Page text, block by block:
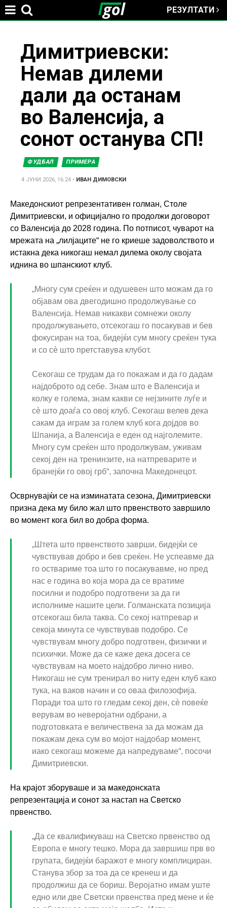
РЕЗУЛТАТИ
here
Димитриевски:
Немав дилеми
дали да останам
во Валенсија, а
сонот останува СП!
ФУДБАЛ ПРИМЕРА
4 ЈУНИ 2026, 16:24 • ИВАН ДИМОВСКИ
Македонскиот репрезентативен голман, Столе
Димитриевски, и официјално го продолжи договорот
со Валенсија до 2028 година. По потписот, чуварот на
мрежата на „лилјаците“ не го криеше задоволството и
истакна дека никогаш немал дилема околу својата
иднина во шпанскиот клуб.
„Многу сум среќен и одушевен што можам да го
објавам ова двегодишно продолжување со
Валенсија. Немав никакви сомнежи околу
продолжувањето, отсекогаш го посакував и бев
фокусиран на тоа, бидејќи сум многу среќен тука
и со сè што претставува клубот.
Секогаш се трудам да го покажам и да го дадам
најдоброто од себе. Знам што е Валенсија и
колку е голема, знам какви се нејзините луѓе и
сè што доаѓа со овој клуб. Секогаш велев дека
сакам да играм за голем клуб кога дојдов во
Шпанија, а Валенсија е еден од најголемите.
Многу сум среќен што продолжувам, уживам
секој ден на тренинзите, на натпреварите и
бранејќи го овој грб“, започна Македонецот.
Осврнувајќи се на изминатата сезона, Димитриевски
призна дека му било жал што првенството завршило
во момент кога бил во добра форма.
„Штета што првенството заврши, бидејќи се
чувствував добро и бев среќен. Не успеавме да
го оствариме тоа што го посакувавме, но пред
нас е година во која мора да се вратиме
посилни и подобро подготвени за да ги
исполниме нашите цели. Голманската позиција
отсекогаш била таква. Со секој натпревар и
секоја минута се чувствував подобро. Се
чувствувам многу добро подготвен, физички и
психички. Може да се каже дека досега се
чувствувам на моето најдобро лично ниво.
Никогаш не сум тренирал во ниту еден клуб како
тука, на ваков начин и со оваа филозофија.
Поради тоа што го гледам секој ден, сè повеќе
верувам во неверојатни одбрани, а
подготовката е величествена за да можам да
покажам дека сум во мојот најдобар момент,
иако секогаш можеме да напредуваме“, посочи
Димитриевски.
На крајот зборуваше и за македонската
репрезентација и сонот за настап на Светско
првенство.
„Да се квалификуваш на Светско првенство од
Европа е многу тешко. Мора да завршиш прв во
групата, бидејќи баражот е многу комплициран.
Станува збор за тоа да се кренеш и да
продолжиш да се бориш. Веројатно имам уште
едно или две Светски првенства пред мене и ќе